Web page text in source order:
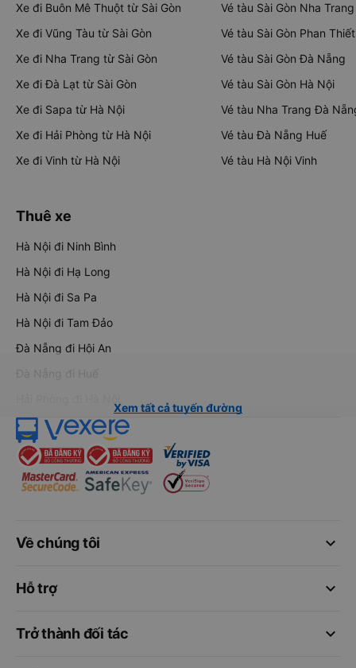
Xe đi Buôn Mê Thuột từ Sài Gòn
Xe đi Vũng Tàu từ Sài Gòn
Xe đi Nha Trang từ Sài Gòn
Xe đi Đà Lạt từ Sài Gòn
Xe đi Sapa từ Hà Nội
Xe đi Hải Phòng từ Hà Nội
Xe đi Vinh từ Hà Nội
Vé tàu Sài Gòn Nha Trang
Vé tàu Sài Gòn Phan Thiết
Vé tàu Sài Gòn Đà Nẵng
Vé tàu Sài Gòn Hà Nội
Vé tàu Nha Trang Đà
Vé tàu Đà Nẵng Huế
Vé tàu Hà Nội Vinh
Thuê xe
Hà Nội đi Ninh Bình
Hà Nội đi Hạ Long
Hà Nội đi Sa Pa
Hà Nội đi Tam Đảo
Đà Nẵng đi Hội An
Đà Nẵng đi Huế
Xem tất cả tuyến đường
keyboard_arrow_down
Về chúng tôi
keyboard_arrow_down
Hỗ trợ
keyboard_arrow_down
Trở thành đối tác